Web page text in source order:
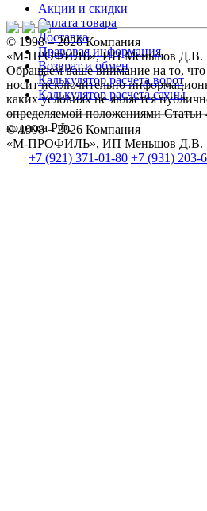
Акции и скидки
Оплата товара
Доставка
Правовая информация
Возврат и обмен
Калькулятор расчета ворот
Калькулятор расчета сауны
© 1998 – 2026 Компания
«М-ПРОФИЛЬ», ИП Меньшов Д.В.
+7 (921) 371-01-80 +7 (931) 203-
© 1998 – 2026 Компания
«М-ПРОФИЛЬ», ИП Меньшов Д.В.
Обращаем ваше внимание на то,
носит исключительно
каких условиях не является
определяемой положениями Статьи
кодекса РФ.